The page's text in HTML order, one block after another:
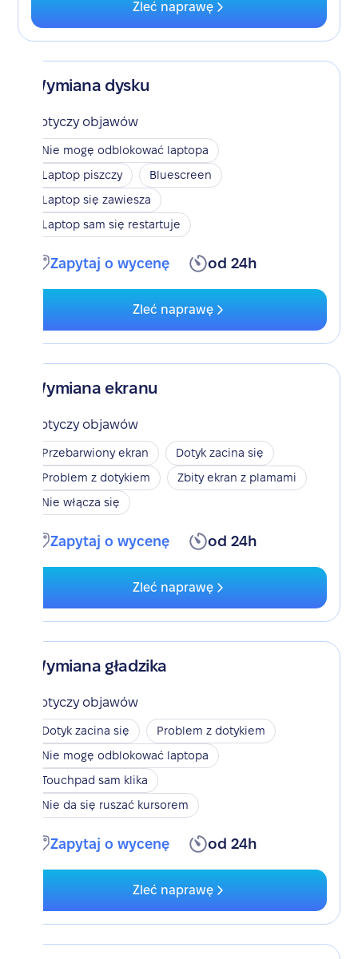
Zleć naprawę
Wymiana dysku
Dotyczy objawów
Nie mogę odblokować laptopa
Laptop piszczy
Bluescreen
Laptop się zawiesza
Laptop sam się restartuje
Zapytaj o wycenę od 24h
Zleć naprawę
Wymiana ekranu
Dotyczy objawów
Przebarwiony ekran
Dotyk zacina się
Problem z dotykiem
Zbity ekran z plamami
Nie włącza się
Zapytaj o wycenę od 24h
Zleć naprawę
Wymiana gładzika
Dotyczy objawów
Dotyk zacina się
Problem z dotykiem
Nie mogę odblokować laptopa
Touchpad sam klika
Nie da się ruszać kursorem
Zapytaj o wycenę od 24h
Zleć naprawę